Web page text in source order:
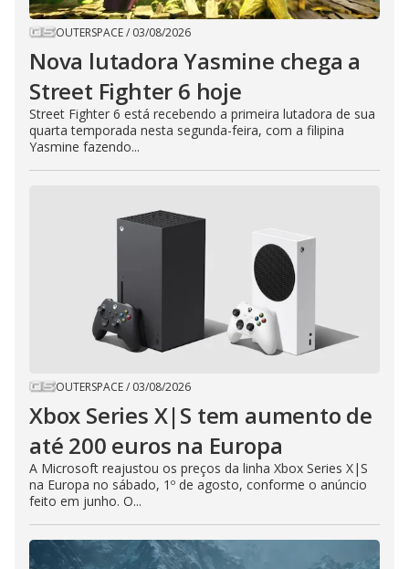
OUTERSPACE/ 03/08/2026
Nova lutadora Yasmine chega a
Street Fighter 6 hoje
Street Fighter 6 está recebendo a primeira lutadora de sua
quarta temporada nesta segunda-feira, com a filipina
Yasmine fazendo...
OUTERSPACE/ 03/08/2026
Xbox Series X|S tem aumento de
até 200 euros na Europa
A Microsoft reajustou os preços da linha Xbox Series X|S
na Europa no sábado, 1º de agosto, conforme o anúncio
feito em junho. O...